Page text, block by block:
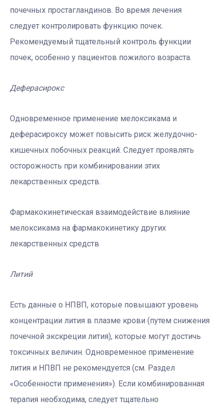
почечных простагландинов. Во время лечения
следует контролировать функцию почек.
Рекомендуемый тщательный контроль функции
почек, особенно у пациентов пожилого возраста.
Деферасирокс
Одновременное применение мелоксикама и
деферасироксу может повысить риск желудочно-
кишечных побочных реакций. Следует проявлять
осторожность при комбинировании этих
лекарственных средств.
Фармакокинетическая взаимодействие влияние
мелоксикама на фармакокинетику других
лекарственных средств
Литий
Есть данные о НПВП, которые повышают уровень
концентрации лития в плазме крови (путем снижения
почечной экскреции лития), которые могут достичь
токсичных величин. Одновременное применение
лития и НПВП не рекомендуется (см. Раздел
«Особенности применения»). Если комбинированная
терапия необходима, следует тщательно